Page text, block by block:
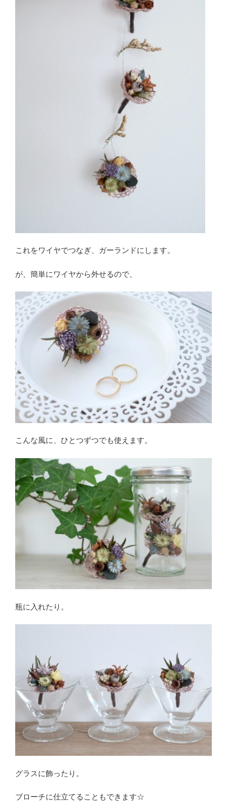
これをワイヤでつなぎ、ガーランドにします。
が、簡単にワイヤから外せるので、
こんな風に、ひとつずつでも使えます。
瓶に入れたり。
グラスに飾ったり。
ブローチに仕立てることもできます☆